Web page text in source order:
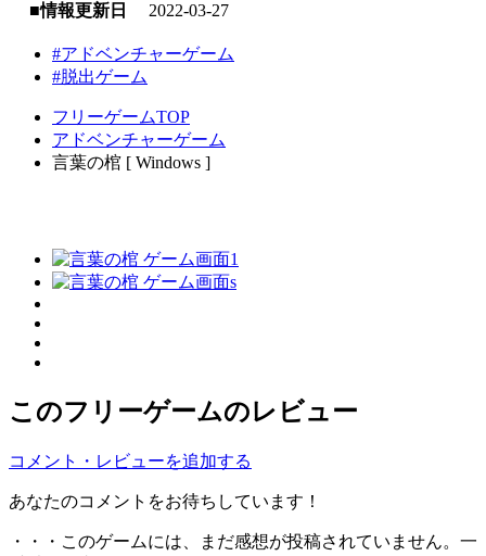
■情報更新日
2022-03-27
#アドベンチャーゲーム
#脱出ゲーム
フリーゲームTOP
アドベンチャーゲーム
言葉の棺 [ Windows ]
このフリーゲームのレビュー
コメント・レビューを追加する
あなたのコメントをお待ちしています！
・・・このゲームには、まだ感想が投稿されていません。一